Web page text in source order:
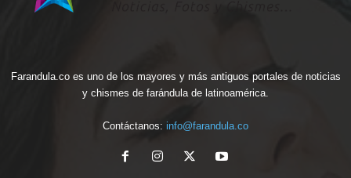
Farandula.co es uno de los mayores y más antiguos portales de noticias
y chismes de farándula de latinoamérica.
Contáctanos: info@farandula.co